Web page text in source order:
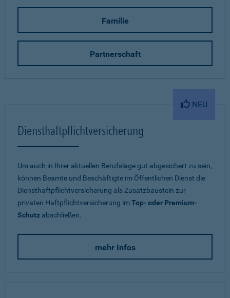
Familie
Partnerschaft
NEU
Diensthaftpflichtversicherung
Um auch in Ihrer aktuellen Berufslage gut abgesichert zu sein,
können Beamte und Beschäftigte im Öffentlichen Dienst die
Diensthaftpflichtversicherung als Zusatzbaustein zur
privaten Haftpflichtversicherung imTop- oder Premium-
Schutz abschließen.
mehr Infos